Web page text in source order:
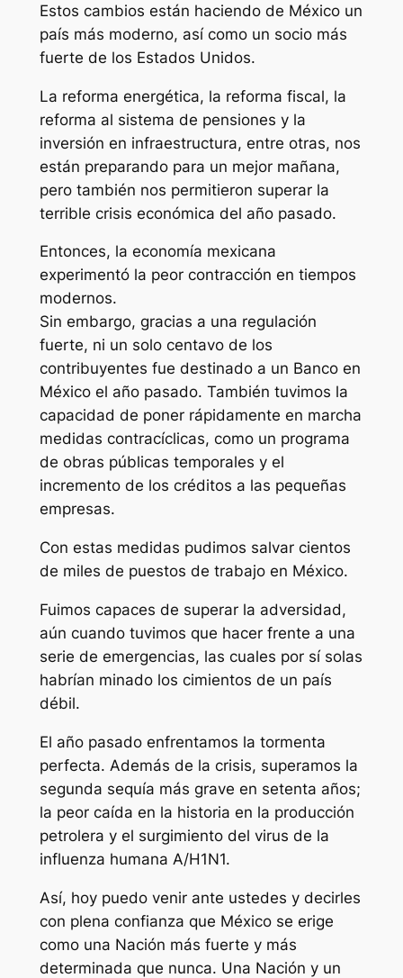
Estos cambios están haciendo de México un
país más moderno, así como un socio más
fuerte de los Estados Unidos.
La reforma energética, la reforma fiscal, la
reforma al sistema de pensiones y la
inversión en infraestructura, entre otras, nos
están preparando para un mejor mañana,
pero también nos permitieron superar la
terrible crisis económica del año pasado.
Entonces, la economía mexicana
experimentó la peor contracción en tiempos
modernos.
Sin embargo, gracias a una regulación
fuerte, ni un solo centavo de los
contribuyentes fue destinado a un Banco en
México el año pasado. También tuvimos la
capacidad de poner rápidamente en marcha
medidas contracíclicas, como un programa
de obras públicas temporales y el
incremento de los créditos a las pequeñas
empresas.
Con estas medidas pudimos salvar cientos
de miles de puestos de trabajo en México.
Fuimos capaces de superar la adversidad,
aún cuando tuvimos que hacer frente a una
serie de emergencias, las cuales por sí solas
habrían minado los cimientos de un país
débil.
El año pasado enfrentamos la tormenta
perfecta. Además de la crisis, superamos la
segunda sequía más grave en setenta años;
la peor caída en la historia en la producción
petrolera y el surgimiento del virus de la
influenza humana A/H1N1.
Así, hoy puedo venir ante ustedes y decirles
con plena confianza que México se erige
como una Nación más fuerte y más
determinada que nunca. Una Nación y un